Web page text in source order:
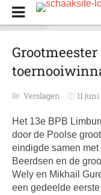
Verslagen 11
Het 13e BPB
door de Poolse
eindigde samen
Beerdsen en de
Wely en Mikhail
een gedeelde